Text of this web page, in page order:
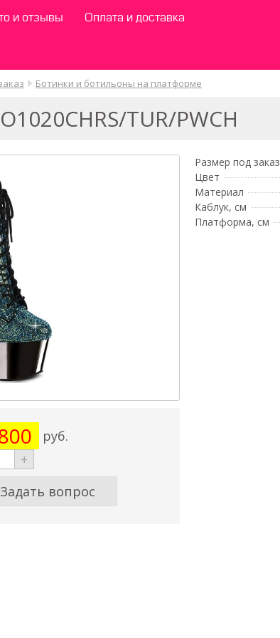
и отзывы Оплата и доставка
Ботинки и ботильоны на платформе
TUR/PWCH
руб.
+
Задать вопрос
Размер под заказ
Цвет
Материал
Каблук, см
Платформа, см